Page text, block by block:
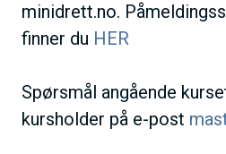
minidrett.no.
finner du HER
Spørsmål angående
kursholder på e-post